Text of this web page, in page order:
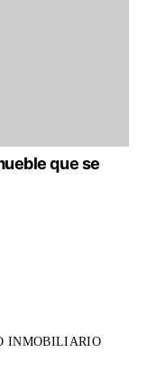
que se
INMOBILIARIO